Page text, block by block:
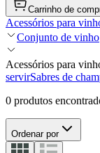
Carrinho de
Acessórios para
Conjunto de vinho
Acessórios para
servirSabres de
0 produtos
Ordenar por